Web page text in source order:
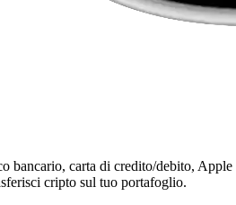
bancario, carta di credito/debito, Apple
cripto sul tuo portafoglio.